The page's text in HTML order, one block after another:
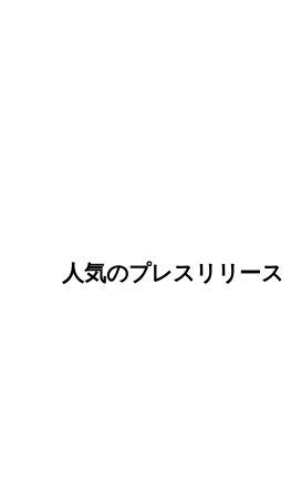
人気のプレスリリース